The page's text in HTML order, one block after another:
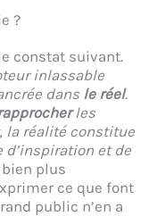
?
constat suivant.
inlassable
dans le réel.
les
la réalité constitue
et de
plus
ce que font
public n’en a